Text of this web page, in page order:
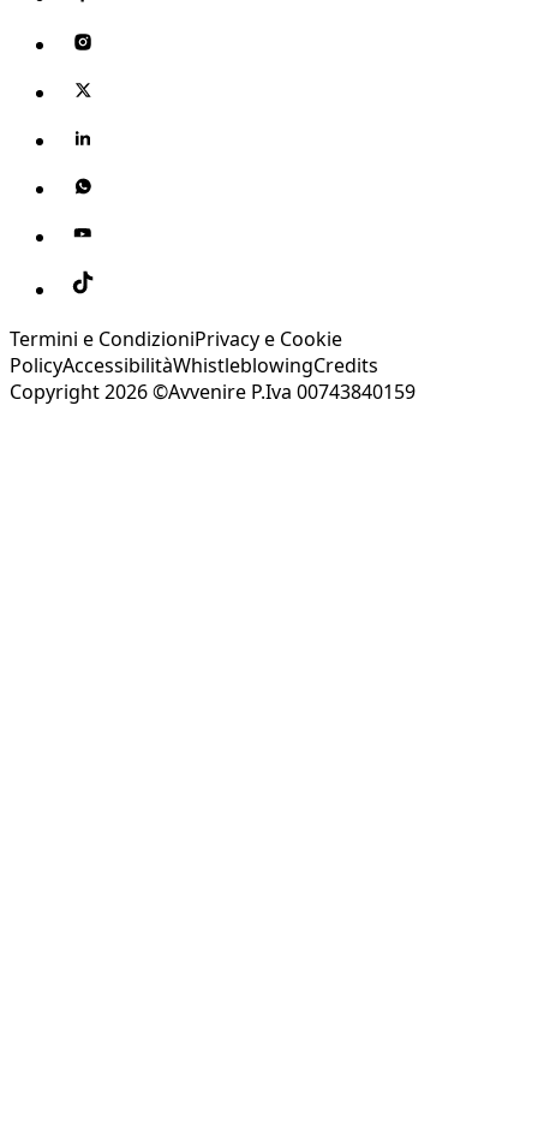
Termini e CondizioniPrivacy e Cookie
PolicyAccessibilitàWhistleblowingCredits
Copyright 2026 ©Avvenire P.Iva 00743840159